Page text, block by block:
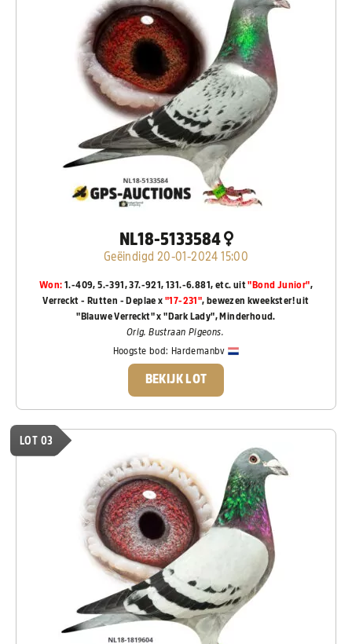
NL18-5133584
Geëindigd 20-01-2024 15:00
Won: 1.-409, 5.-391, 37.-921, 131.-6.881, etc. uit"Bond Junior",
Verreckt - Rutten - Deplae x "17-231", bewezen kweekster! uit
"Blauwe Verreckt" x "Dark Lady", Minderhoud.
Orig. Bustraan Pigeons.
Hoogste bod: Hardemanbv
BEKIJK LOT
LOT 03